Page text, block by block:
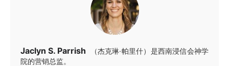
Jaclyn S. Parrish
（杰克琳·帕里什）是西南浸信会神学
院的营销总监。